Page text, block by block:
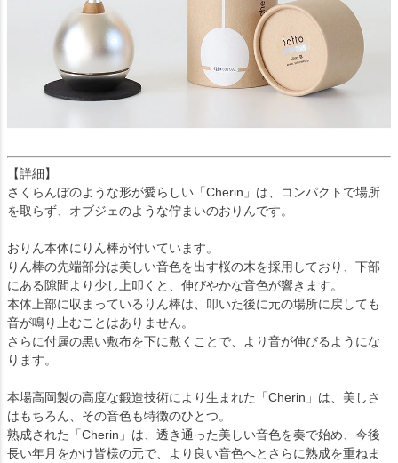
【詳細】
さくらんぼのような形が愛らしい「Cherin」は、コンパクトで場所
を取らず、オブジェのような佇まいのおりんです。
おりん本体にりん棒が付いています。
りん棒の先端部分は美しい音色を出す桜の木を採用しており、下部
にある隙間より少し上叩くと、伸びやかな音色が響きます。
本体上部に収まっているりん棒は、叩いた後に元の場所に戻しても
音が鳴り止むことはありません。
さらに付属の黒い敷布を下に敷くことで、より音が伸びるようにな
ります。
本場高岡製の高度な鍛造技術により生まれた「Cherin」は、美しさ
はもちろん、その音色も特徴のひとつ。
熟成された「Cherin」は、透き通った美しい音色を奏で始め、今後
長い年月をかけ皆様の元で、より良い音色へとさらに熟成を重ねま